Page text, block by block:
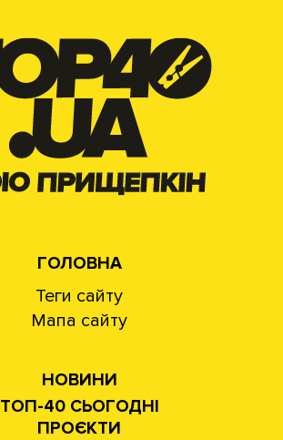
ГОЛОВНА
Теги сайту
Мапа сайту
НОВИНИ
ТОП-40 СЬОГОДНІ
ПРОЄКТИ